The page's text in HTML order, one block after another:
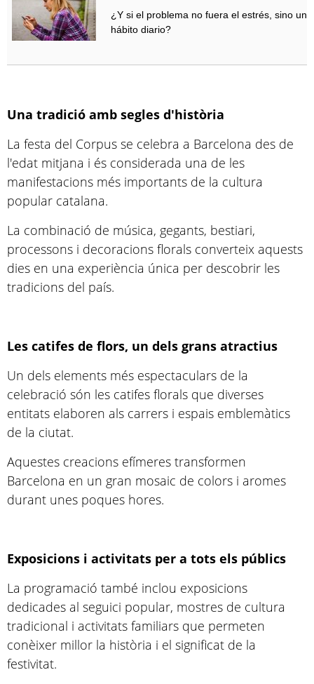
¿Y si el problema no fuera el estrés, sino un
hábito diario?
Una tradició amb segles d'història
La festa del Corpus se celebra a Barcelona des de
l'edat mitjana i és considerada una de les
manifestacions més importants de la cultura
popular catalana.
La combinació de música, gegants, bestiari,
processons i decoracions florals converteix aquests
dies en una experiència única per descobrir les
tradicions del país.
Les catifes de flors, un dels grans atractius
Un dels elements més espectaculars de la
celebració són les catifes florals que diverses
entitats elaboren als carrers i espais emblemàtics
de la ciutat.
Aquestes creacions efímeres transformen
Barcelona en un gran mosaic de colors i aromes
durant unes poques hores.
Exposicions i activitats per a tots els públics
La programació també inclou exposicions
dedicades al seguici popular, mostres de cultura
tradicional i activitats familiars que permeten
conèixer millor la història i el significat de la
festivitat.